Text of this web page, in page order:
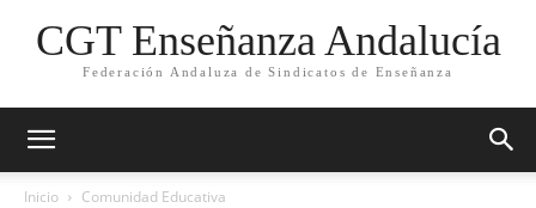
CGT Enseñanza Andalucía
Federación Andaluza de Sindicatos de Enseñanza
Inicio Comunidad Educativa